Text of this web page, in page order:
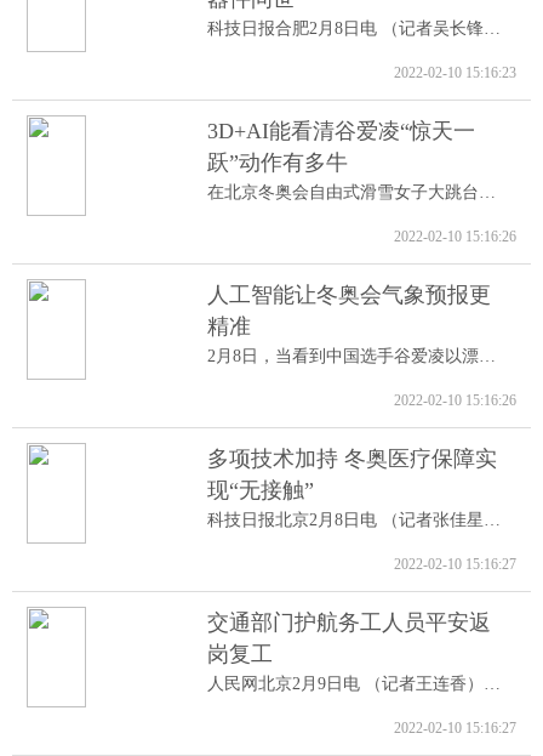
科技日报合肥2月8日电 （记者吴长锋）8日...
2022-02-10 15:16:23
3D+AI能看清谷爱凌“惊天一
跃”动作有多牛
在北京冬奥会自由式滑雪女子大跳台决赛中...
2022-02-10 15:16:26
人工智能让冬奥会气象预报更
精准
2月8日，当看到中国选手谷爱凌以漂亮的高...
2022-02-10 15:16:26
多项技术加持 冬奥医疗保障实
现“无接触”
科技日报北京2月8日电 （记者张佳星）记...
2022-02-10 15:16:27
交通部门护航务工人员平安返
岗复工
人民网北京2月9日电 （记者王连香）记者...
2022-02-10 15:16:27